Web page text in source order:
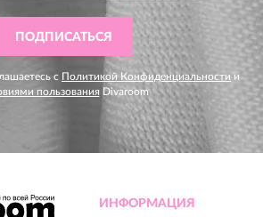
ПОДПИСАТЬСЯ
с Политикой Конфиденциальности и
пользования Divaroom
ИНФОРМАЦИЯ